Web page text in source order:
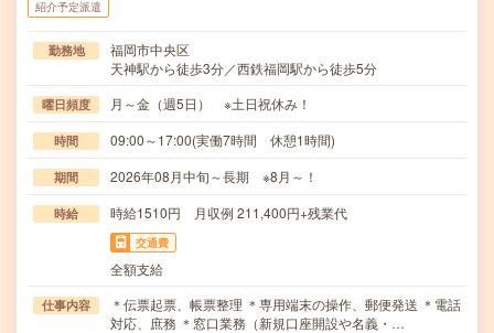
紹介予定派遣
勤務地
福岡市中央区
天神駅から徒歩3分／西鉄福岡駅から徒歩5分
曜日頻度 月～金（週5日） ※土日祝休み！
時間 09:00～17:00(実働7時間 休憩1時間)
期間 2026年08月中旬～長期 ※8月～！
時給 時給1510円 月収例 211,400円+残業代
交通費
全額支給
仕事内容
＊伝票起票、帳票整理 ＊専用端末の操作、郵便発送 ＊電話
対応、庶務 ＊窓口業務（新規口座開設や名義・…